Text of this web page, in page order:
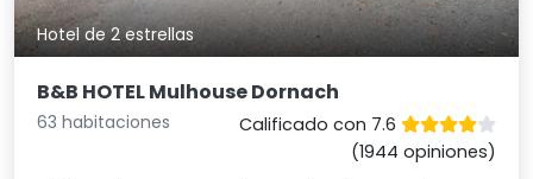
Hotel de 2 estrellas
B&B HOTEL Mulhouse Dornach
63 habitaciones
Calificado con 7.6
(1944 opiniones)